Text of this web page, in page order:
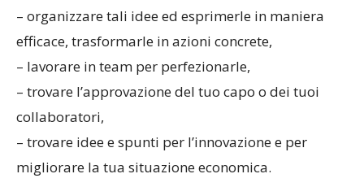
– organizzare tali idee ed esprimerle in maniera
efficace, trasformarle in azioni concrete,
– lavorare in team per perfezionarle,
– trovare l’approvazione del tuo capo o dei tuoi
collaboratori,
– trovare idee e spunti per l’innovazione e per
migliorare la tua situazione economica.